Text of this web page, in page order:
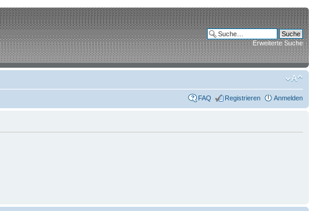
Erweiterte Suche
FAQ Registrieren Anmelden